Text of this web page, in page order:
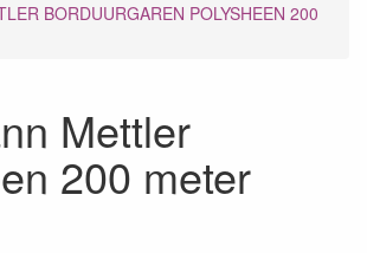
BORDUURGAREN POLYSHEEN 200
Mettler
200 meter